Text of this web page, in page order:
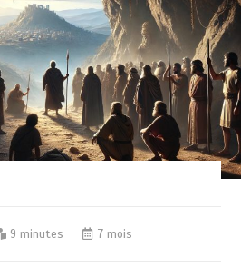
9 minutes 7 mois